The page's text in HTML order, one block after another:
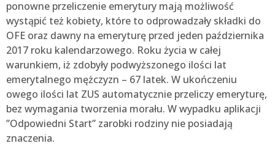
ponowne przeliczenie emerytury mają możliwość
wystąpić też kobiety, które to odprowadzały składki do
OFE oraz dawny na emeryturę przed jeden października
2017 roku kalendarzowego. Roku życia w całej
warunkiem, iż zdobyły podwyższonego ilości lat
emerytalnego mężczyzn – 67 latek. W ukończeniu
owego ilości lat ZUS automatycznie przeliczy emeryturę,
bez wymagania tworzenia morału. W wypadku aplikacji
”Odpowiedni Start” zarobki rodziny nie posiadają
znaczenia.